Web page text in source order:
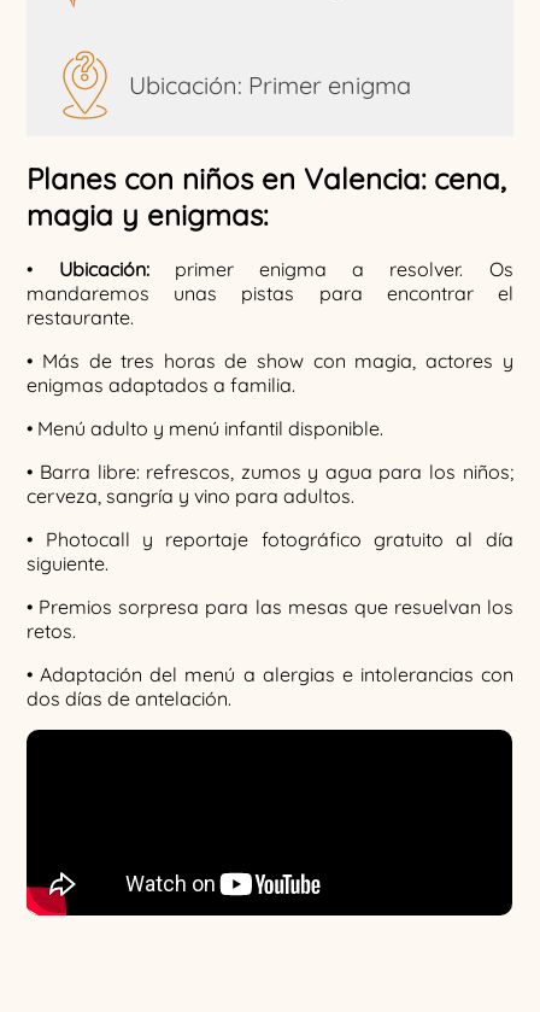
Ubicación: Primer enigma
Planes con niños en Valencia: cena,
magia y enigmas:
• Ubicación:primer enigma a resolver. Os
mandaremos unas pistas para encontrar el
restaurante.
• Más de tres horas de show con magia, actores y
enigmas adaptados a familia.
• Menú adulto y menú infantil disponible.
• Barra libre: refrescos, zumos y agua para los niños;
cerveza, sangría y vino para adultos.
• Photocall y reportaje fotográfico gratuito al día
siguiente.
• Premios sorpresa para las mesas que resuelvan los
retos.
• Adaptación del menú a alergias e intolerancias con
dos días de antelación.